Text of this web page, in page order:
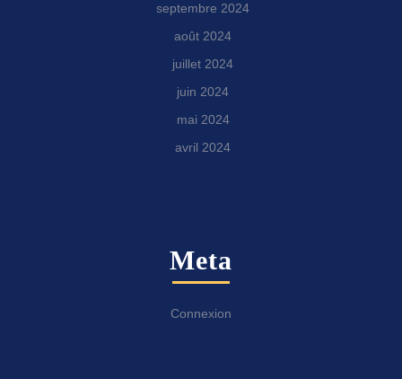
septembre 2024
août 2024
juillet 2024
juin 2024
mai 2024
avril 2024
Meta
Connexion